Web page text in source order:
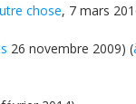
chose, 7 mars
26 novembre 2009) (